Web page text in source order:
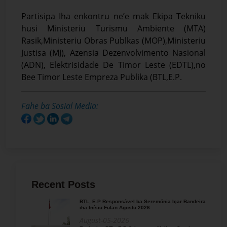
Partisipa Iha enkontru ne’e mak Ekipa Tekniku
husi Ministeriu Turismu Ambiente (MTA)
Rasik,Ministeriu Obras Publkas (MOP),Ministeriu
Justisa (MJ), Azensia Dezenvolvimento Nasional
(ADN), Elektrisidade De Timor Leste (EDTL),no
Bee Timor Leste Empreza Publika (BTL,E.P.
Fahe ba Sosial Media:
Recent Posts
BTL, E.P Responsável ba Seremónia Içar Bandeira
iha Inísiu Fulan Agostu 2026